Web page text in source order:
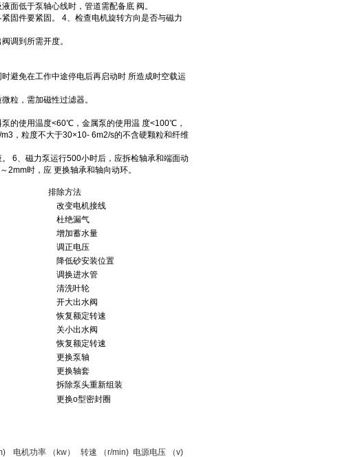
液面低于泵轴心线时，管道需配备底 阀。
固件要紧固。 4、检查电机旋转方向是否与磁力
调到所需开度。
避免在工作中途停电后再启动时 所造成时空载运
粒，需加磁性过滤器。
泵的使用温度<60℃，金属泵的使用温 度<100℃，
，粒度不大于30×10- 6m2/s的不含硬颗粒和纤维
6、 磁力泵运行500小时后，应拆检轴承和端面动
2mm时，应 更换轴承和轴向动环。
排除方法
改变电机接线
杜绝漏气
增加蓄水量
调正电压
降低砂安装位置
调换进水管
清洗叶轮
开大出水阀
恢复额定转速
关小出水阀
恢复额定转速
更换泵轴
更换轴套
拆除泵头重新组装
更换o型密封圈
电机功率 （kw） 转速 （r/min) 电源电压 （v)